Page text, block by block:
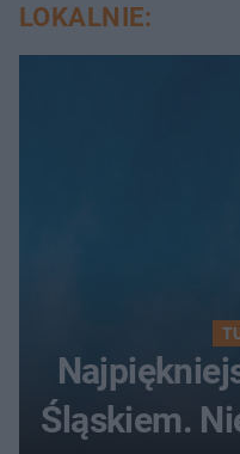
LOKALNIE:
Śląskiem.